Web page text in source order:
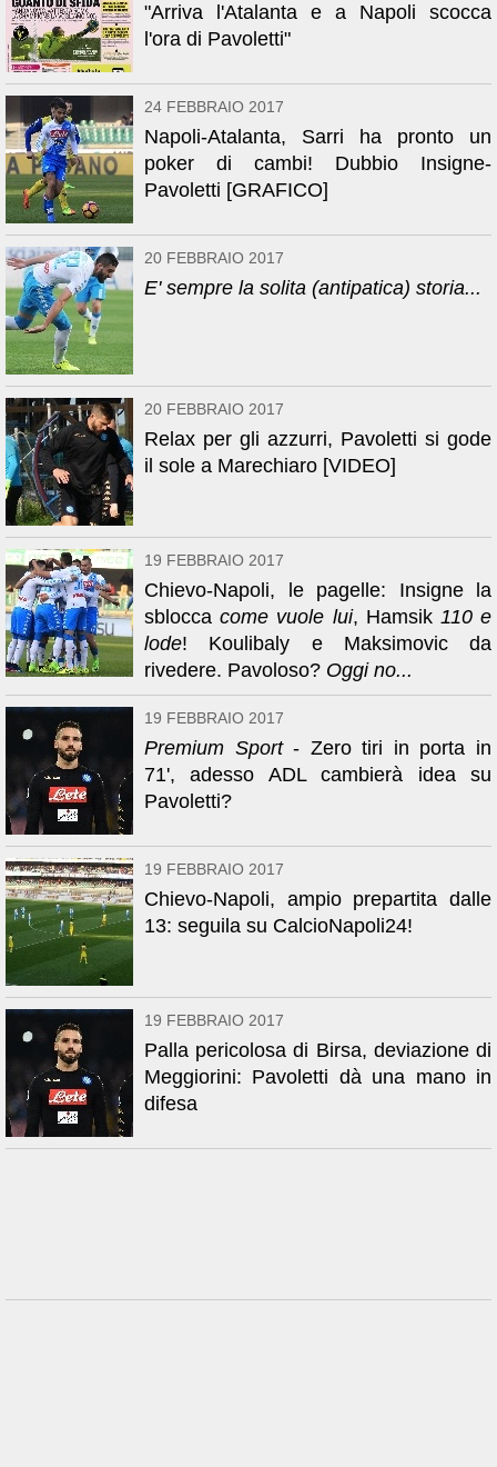
"Arriva l'Atalanta e a Napoli scocca
l'ora di Pavoletti"
24 FEBBRAIO 2017
Napoli-Atalanta, Sarri ha pronto un
poker di cambi! Dubbio Insigne-
Pavoletti [GRAFICO]
20 FEBBRAIO 2017
E' sempre la solita (antipatica) storia...
20 FEBBRAIO 2017
Relax per gli azzurri, Pavoletti si gode
il sole a Marechiaro [VIDEO]
19 FEBBRAIO 2017
Chievo-Napoli, le pagelle: Insigne la
sbloccacome vuole lui, Hamsik 110 e
lode! Koulibaly e Maksimovic da
rivedere. Pavoloso? Oggi no...
19 FEBBRAIO 2017
Premium Sport- Zero tiri in porta in
71', adesso ADL cambierà idea su
Pavoletti?
19 FEBBRAIO 2017
Chievo-Napoli, ampio prepartita dalle
13: seguila su CalcioNapoli24!
19 FEBBRAIO 2017
Palla pericolosa di Birsa, deviazione di
Meggiorini: Pavoletti dà una mano in
difesa